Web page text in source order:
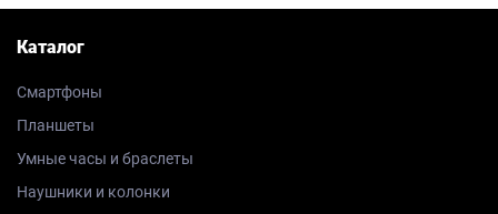
Каталог
Смартфоны
Планшеты
Умные часы и браслеты
Наушники и колонки